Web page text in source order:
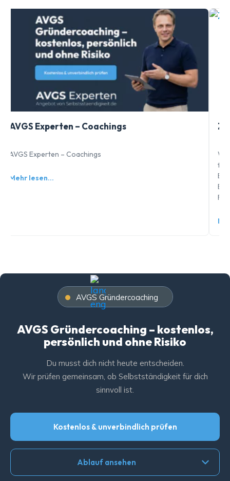
AVGS Experten – Coachings
AVGS Experten – Coachings
Mehr lesen…
AVGS Gründercoaching
AVGS Gründercoaching – kostenlos,
persönlich und ohne Risiko
Du musst dich nicht heute entscheiden.
Wir prüfen gemeinsam, ob Selbstständigkeit für dich
sinnvoll ist.
Kostenlos & unverbindlich prüfen
Ablauf ansehen